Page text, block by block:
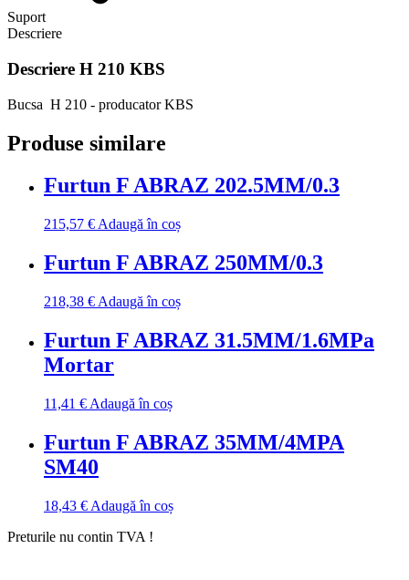
Suport
Descriere
Descriere H 210 KBS
Bucsa H 210 - producator KBS
Produse similare
Furtun F ABRAZ 202.5MM/0.3
215,57 € Adaugă în coș
Furtun F ABRAZ 250MM/0.3
218,38 € Adaugă în coș
Furtun F ABRAZ 31.5MM/1.6MPa
Mortar
11,41 € Adaugă în coș
Furtun F ABRAZ 35MM/4MPA
SM40
18,43 € Adaugă în coș
Preturile nu contin TVA !